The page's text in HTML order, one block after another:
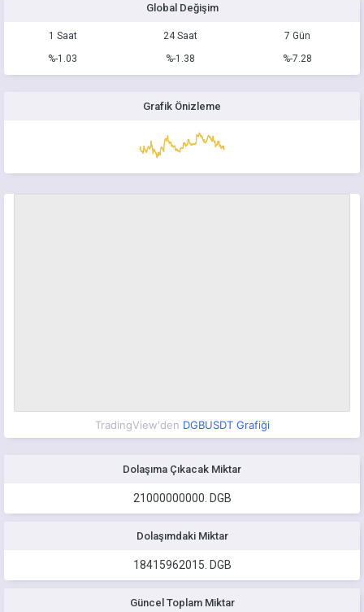
Global Değişim
1 Saat 24 Saat
7 Gün
%-1.03
%-1.38 %-7.28
Grafik Önizleme
TradingView'den DGBUSDT Grafiği
Dolaşıma Çıkacak Miktar
21000000000. DGB
Dolaşımdaki Miktar
18415962015. DGB
Güncel Toplam Miktar